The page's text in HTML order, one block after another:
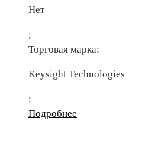
Нет
;
Торговая марка:
Keysight Technologies
;
Подробнее